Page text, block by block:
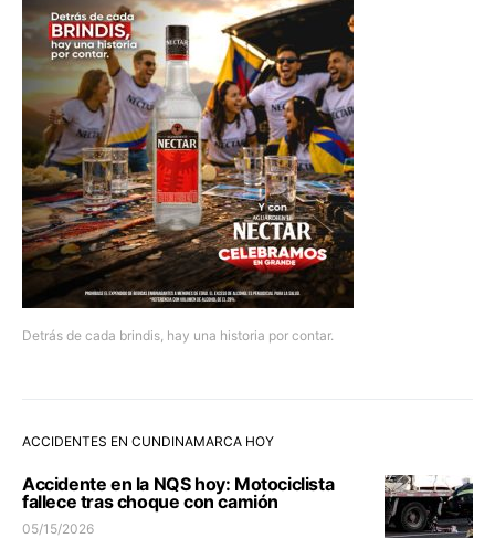
Detrás de cada brindis, hay una historia por contar.
ACCIDENTES EN CUNDINAMARCA HOY
Accidente en la NQS hoy: Motociclista
fallece tras choque con camión
05/15/2026